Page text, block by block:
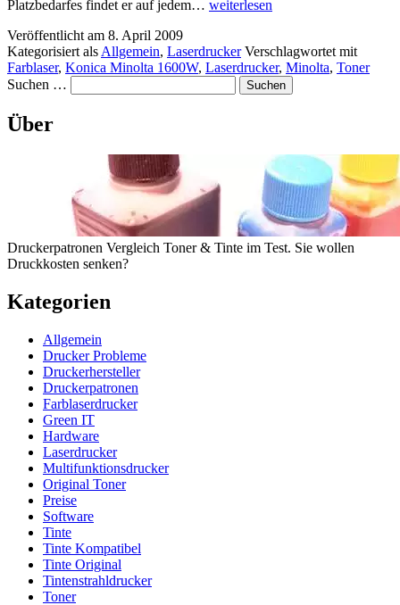
Platzbedarfes findet er auf jedem… Konica
unter
200
weiterlesen
Veröffentlicht am 8. April 2009
Kategorisiert als Allgemein, Laserdrucker Verschlagwortet mit
Farblaser, Konica Minolta 1600W, Laserdrucker, Minolta, Toner
Suchen …
Über
Druckerpatronen Vergleich Toner & Tinte im Test. Sie wollen
Druckkosten senken?
Kategorien
Allgemein
Drucker Probleme
Druckerhersteller
Druckerpatronen
Farblaserdrucker
Green IT
Hardware
Laserdrucker
Multifunktionsdrucker
Original Toner
Preise
Software
Tinte
Tinte Kompatibel
Tinte Original
Tintenstrahldrucker
Toner